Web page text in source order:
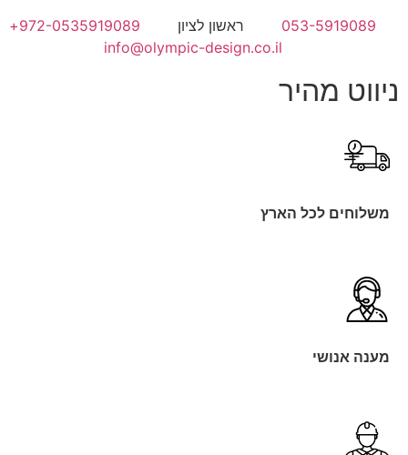
ניווט מהיר
משלוחים לכל הארץ
מענה אנושי
053-5919089 ראשון לציון
972-0535919089+
info@olympic-design.co.il